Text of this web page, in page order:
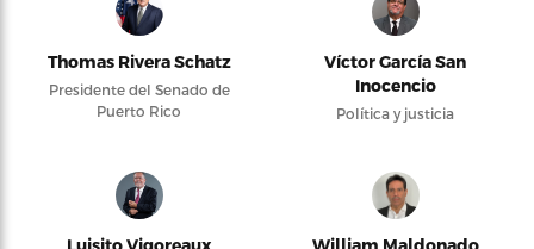
Thomas Rivera Schatz
Presidente del Senado de
Puerto Rico
Víctor García San
Inocencio
Política y justicia
Luisito Vigoreaux William Maldonado